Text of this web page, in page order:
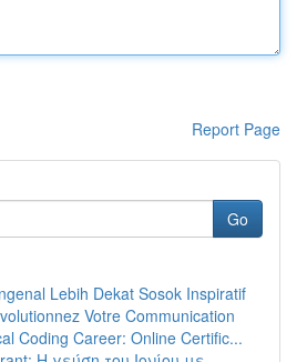
Report Page
Go
Lebih Dekat Sosok Inspiratif
Votre Communication
Coding Career: Online Certific...